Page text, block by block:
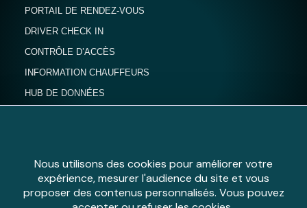
PORTAIL DE RENDEZ-VOUS
DRIVER CHECK IN
CONTRÔLE D’ACCÈS
INFORMATION CHAUFFEURS
HUB DE DONNÉES
CONTACTEZ NOS ÉQUIPES
Nous utilisons des cookies pour améliorer votre
expérience, mesurer l'audience du site et vous
proposer des contenus personnalisés. Vous pouvez